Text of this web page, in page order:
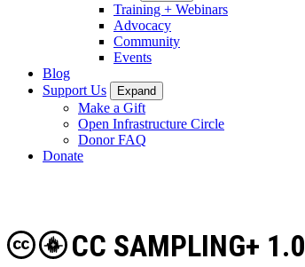
Training + Webinars
Advocacy
Community
Events
Blog
Support Us
Expand
Make a Gift
Open Infrastructure Circle
Donor FAQ
Donate
CC SAMPLING+ 1.0